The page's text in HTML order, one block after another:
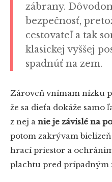
zábrany.
bezpečnosť,
cestovateľ a tak
klasickej vyššej
spadnúť na zem.
Zároveň vnímam nízku
že sa dieťa dokáže samo
z nej a nie je závislé na
potom zakrývam
hrací priestor a
plachtu pred prípadným